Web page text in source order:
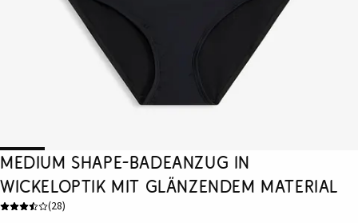
Medium Shape-Badeanzug in
Wickeloptik mit glänzendem Material
(28)